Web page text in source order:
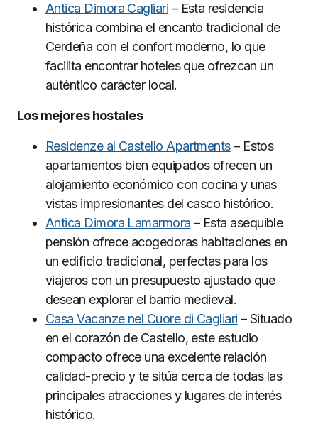
Antica Dimora Cagliari – Esta residencia
histórica combina el encanto tradicional de
Cerdeña con el confort moderno, lo que
facilita encontrar hoteles que ofrezcan un
auténtico carácter local.
Los mejores hostales
Residenze al Castello Apartments– Estos
apartamentos bien equipados ofrecen un
alojamiento económico con cocina y unas
vistas impresionantes del casco histórico.
Antica Dimora Lamarmora – Esta asequible
pensión ofrece acogedoras habitaciones en
un edificio tradicional, perfectas para los
viajeros con un presupuesto ajustado que
desean explorar el barrio medieval.
Casa Vacanze nel Cuore di Cagliari – Situado
en el corazón de Castello, este estudio
compacto ofrece una excelente relación
calidad-precio y te sitúa cerca de todas las
principales atracciones y lugares de interés
histórico.